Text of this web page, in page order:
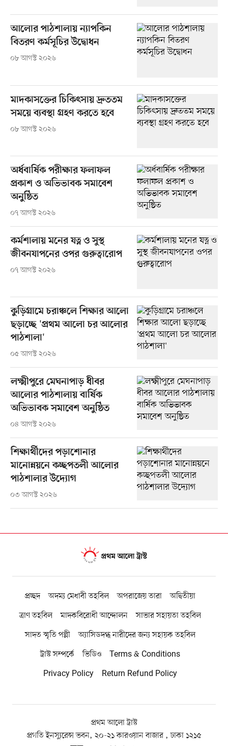
আলোর পাঠশালায় ন্যাপকিন
বিতরণ কর্মসূচির উদ্বোধন
০৮ আগস্ট ২০২৬
মাদকাসক্তের চিকিৎসায় দ্রুততম
সময়ে ব্যবস্থা গ্রহণ করতে হবে
০৮ আগস্ট ২০২৬
অর্ধবার্ষিক পরীক্ষার ফলাফল
প্রকাশ ও অভিভাবক সমাবেশ
অনুষ্ঠিত
০৭ আগস্ট ২০২৬
কর্মশালায় মনের যত্ন ও সুস্থ
জীবনযাপনের ওপর গুরুত্বারোপ
০৭ আগস্ট ২০২৬
কুড়িগ্রামে চরাঞ্চলে শিক্ষার আলো
ছড়াচ্ছে 'প্রথম আলো চর আলোর
পাঠশালা'
০৫ আগস্ট ২০২৬
লক্ষ্মীপুরে মেঘনাপাড় ধীবর
আলোর পাঠশালায় বার্ষিক
অভিভাবক সমাবেশ অনুষ্ঠিত
০৪ আগস্ট ২০২৬
শিক্ষার্থীদের পড়াশোনার
মানোন্নয়নে কচ্ছপতলী আলোর
পাঠশালার উদ্যোগ
০৩ আগস্ট ২০২৬
প্রচ্ছদ অদম্য মেধাবী তহবিল অপরাজেয় তারা
অদ্বিতীয়া
ত্রাণ তহবিল
মাদকবিরোধী আন্দোলন
সাভার সহায়তা তহবিল
সাদত স্মৃতি পল্লী
অ্যাসিডদগ্ধ নারীদের জন্য সহায়ক তহবিল
ট্রাস্ট সম্পর্কে
ভিডিও
Terms & Conditions
Privacy Policy
Return Refund Policy
প্রথম আলো ট্রাস্ট
প্রগতি ইনস্যুরেন্স ভবন, ২০-২১ কারওয়ান বাজার , ঢাকা ১২১৫